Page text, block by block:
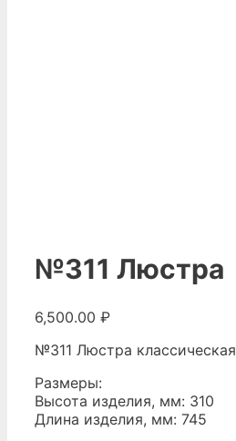
№311 Люстра
6,500.00 ₽
№311 Люстра классическая
Размеры:
Высота изделия, мм: 310
Длина изделия, мм: 745